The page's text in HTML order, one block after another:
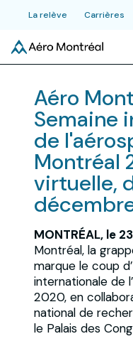
La relève Carrières
À propos
Initiatives
Industrie
Actualités et
Événements
Aéro
Semaine
de
Montréal
virtuelle,
MONTRÉAL, le
Montréal, la
marque le coup
internationale de
2020, en
national de
le Palais des